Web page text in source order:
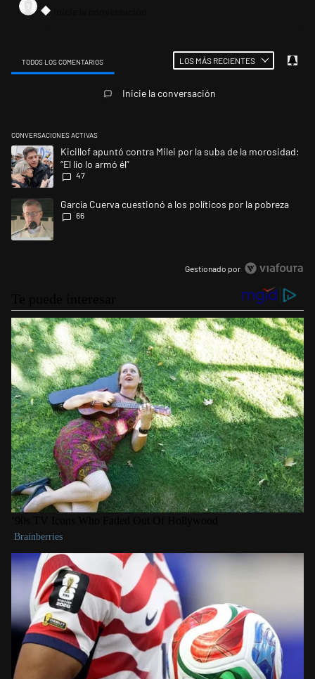
TODOS LOS COMENTARIOS LOS MÁS RECIENTES
Inicie la conversación
CONVERSACIONES ACTIVAS
Este listado muestra los artículos con más comentarios en los últimos
Un artículo de tendencia con el título "Kicillof apuntó contra Milei por
Kicillof apuntó contra Milei por la suba de la morosidad:
“El lío lo armó él”
47
Un artículo de tendencia con el título "García Cuerva cuestionó a los
García Cuerva cuestionó a los políticos por la pobreza
66
Gestionado por